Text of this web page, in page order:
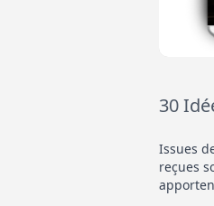
30
Issues
reçues